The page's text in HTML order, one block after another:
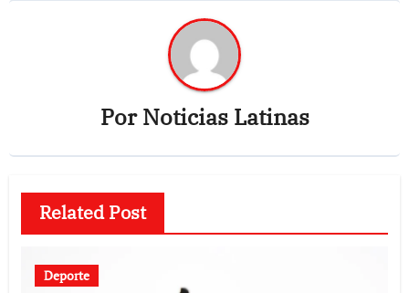
PorNoticias Latinas
Related Post
Deporte